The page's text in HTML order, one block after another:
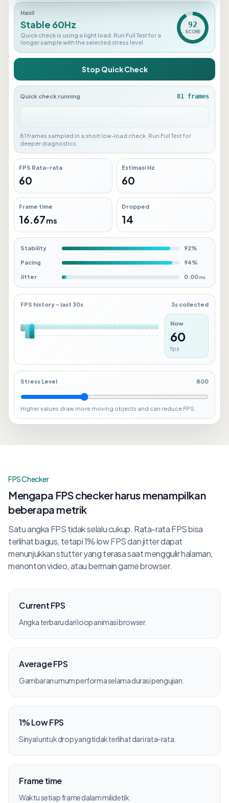
Hasil
38 FPS sampling
Quick check is using a light load. Run Full Test for a
longer sample with the selected stress level.
70
SCORE
Stop Quick Check
Quick check running 103 frames
103 frames sampled in a short low-load check. Run Full Test for
deeper diagnostics.
FPS Rata-rata
38
Estimasi Hz
30
Frame time
26.42ms
Dropped
23
Stability 70%
Pacing 70%
Jitter 12.19 ms
FPS history - last 30s 4s collected
Now
38
fps
Stress Level 800
Higher values draw more moving objects and can reduce FPS.
FPS Checker
Mengapa FPS checker harus menampilkan
beberapa metrik
Satu angka FPS tidak selalu cukup. Rata-rata FPS bisa
terlihat bagus, tetapi 1% low FPS dan jitter dapat
menunjukkan stutter yang terasa saat menggulir halaman,
menonton video, atau bermain game browser.
Current FPS
Angka terbaru dari loop animasi browser.
Average FPS
Gambaran umum performa selama durasi pengujian.
1% Low FPS
Sinyal untuk drop yang tidak terlihat dari rata-rata.
Frame time
Waktu setiap frame dalam milidetik.